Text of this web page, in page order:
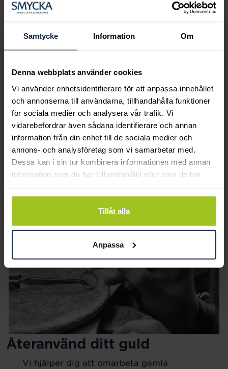
Samtycke Information Om
Denna webbplats använder cookies
Vi använder enhetsidentifierare för att anpassa innehållet
och annonserna till användarna, tillhandahålla funktioner
för sociala medier och analysera vår trafik. Vi
vidarebefordrar även sådana identifierare och annan
information från din enhet till de sociala medier och
annons- och analysföretag som vi samarbetar med.
Dessa kan i sin tur kombinera informationen med annan
information som du har tillhandahållit eller som de har
Tillåt alla
Anpassa
drömring för varje tillfälle i livet. Bokar du
perfekt för just din stil och smak.
Återanvänd ditt guld
Vi hjälper dig att omarbeta gamla